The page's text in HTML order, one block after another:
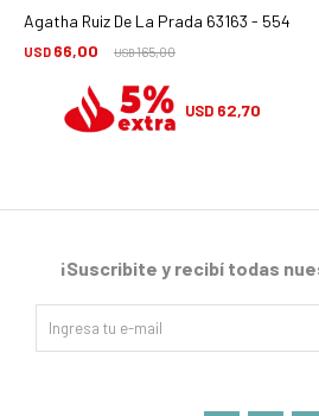
Agatha Ruiz De La Prada 63163 - 554
USD 66,00 USD165,00
USD 62,70
¡Suscribite y recibí todas